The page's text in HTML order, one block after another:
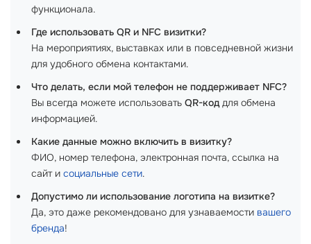
функционала.
Где использовать QR и NFC визитки?
На мероприятиях, выставках или в повседневной жизни
для удобного обмена контактами.
Что делать, если мой телефон не поддерживает NFC?
Вы всегда можете использовать QR-коддля обмена
информацией.
Какие данные можно включить в визитку?
ФИО, номер телефона, электронная почта, ссылка на
сайт и социальные сети.
Допустимо ли использование логотипа на визитке?
Да, это даже рекомендовано для узнаваемости вашего
бренда!